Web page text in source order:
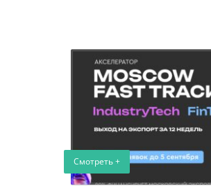
Смотреть +